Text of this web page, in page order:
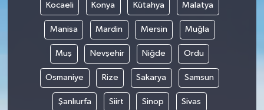
Kocaeli Konya Kütahya Malatya
Manisa Mardin Mersin Muğla
Muş Nevşehir Niğde Ordu
Osmaniye Rize Sakarya Samsun
Şanlıurfa Siirt Sinop Sivas